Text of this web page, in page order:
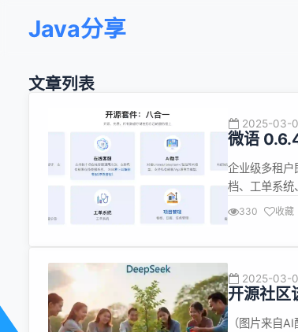
Java分享
文章列表
2025-03-
微语
企业级多租户
档、工单系统
落后于开发
330 收藏
2025-03-
开源社
（图片来自